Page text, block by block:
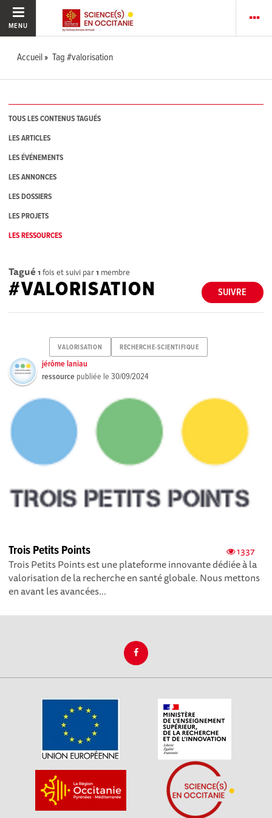
MENU
Accueil Tag #valorisation
TOUS LES CONTENUS TAGUÉS
LES ARTICLES
LES ÉVÉNEMENTS
LES ANNONCES
LES DOSSIERS
LES PROJETS
LES RESSOURCES
Tagué 1 fois et suivi par1 membre
SUIVRE
#VALORISATION
VALORISATION RECHERCHE-SCIENTIFIQUE
jérôme laniau
ressource publiée le30/09/2024
1337
Trois Petits Points
Trois Petits Points est une plateforme innovante dédiée à la
valorisation de la recherche en santé globale. Nous mettons
en avant les avancées...